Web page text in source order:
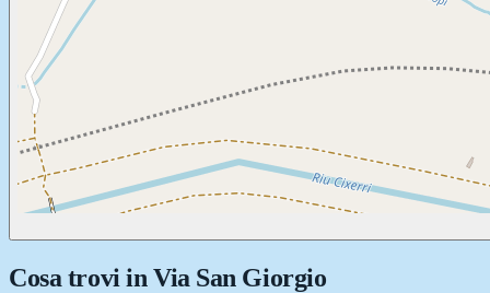
Cosa trovi in Via San Giorgio